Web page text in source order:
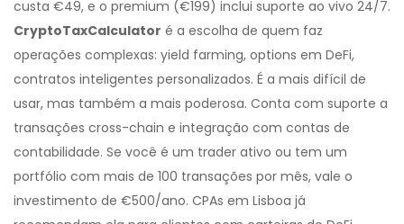
custa €49, e o premium (€199) inclui suporte ao vivo 24/7.
CryptoTaxCalculator é a escolha de quem faz
operações complexas: yield farming, options em DeFi,
contratos inteligentes personalizados. É a mais difícil de
usar, mas também a mais poderosa. Conta com suporte a
transações cross-chain e integração com contas de
contabilidade. Se você é um trader ativo ou tem um
portfólio com mais de 100 transações por mês, vale o
investimento de €500/ano. CPAs em Lisboa já